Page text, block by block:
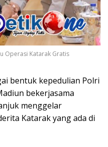
Operasi Katarak Gratis
bentuk kepedulian Polri
bekerjasama
menggelar
Katarak yang ada di